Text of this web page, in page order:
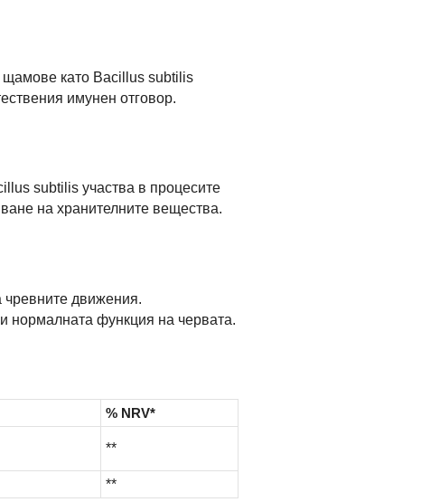
щамове като Bacillus subtilis
имунен отговор.
subtilis участва в процесите
на хранителните вещества.
чревните движения.
нормалната функция на червата.
% NRV*
**
**